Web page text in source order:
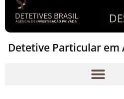
Detetive Particular em